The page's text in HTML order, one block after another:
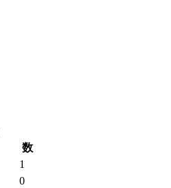
数
1
0